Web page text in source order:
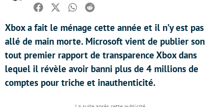
Facebook
TwitterWhatsapp
Reddit
Xbox a fait le ménage cette année et il n’y est pas
allé de main morte. Microsoft vient de publier son
tout premier rapport de transparence Xbox dans
lequel il révèle avoir banni plus de 4 millions de
comptes pour triche et inauthenticité.